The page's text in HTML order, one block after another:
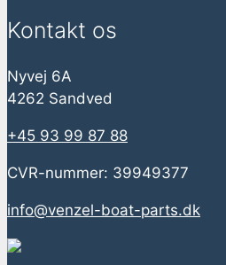
Kontakt os
Nyvej 6A
4262 Sandved
+45 93 99 87 88
CVR-nummer: 39949377
info@venzel-boat-parts.dk